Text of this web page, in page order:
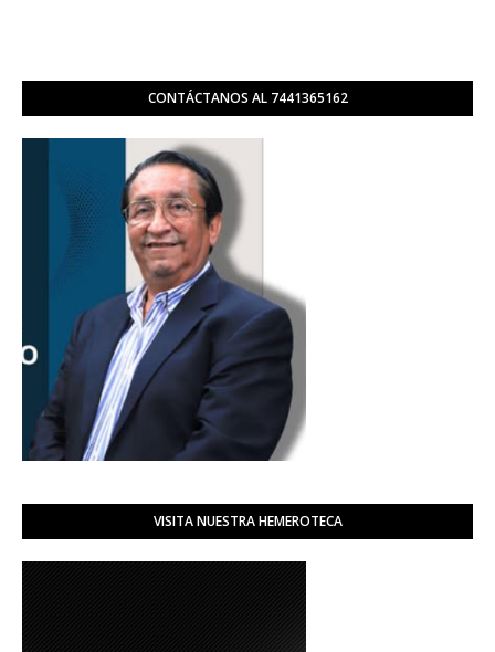
CONTÁCTANOS AL 7441365162
VISITA NUESTRA HEMEROTECA